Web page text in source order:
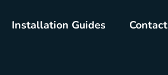
Installation Guides
Contact